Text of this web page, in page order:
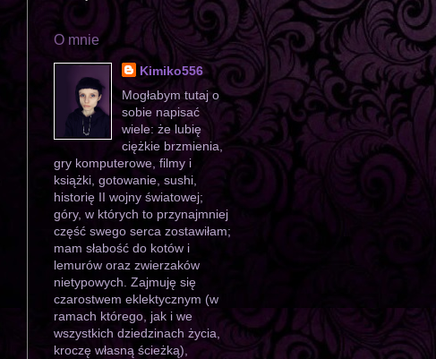
O mnie
Kimiko556
Mogłabym tutaj o
sobie napisać
wiele: że lubię
ciężkie brzmienia,
gry komputerowe, filmy i
książki, gotowanie, sushi,
historię II wojny światowej;
góry, w których to przynajmniej
część swego serca zostawiłam;
mam słabość do kotów i
lemurów oraz zwierzaków
nietypowych. Zajmuję się
czarostwem eklektycznym (w
ramach którego, jak i we
wszystkich dziedzinach życia,
kroczę własną ścieżką),